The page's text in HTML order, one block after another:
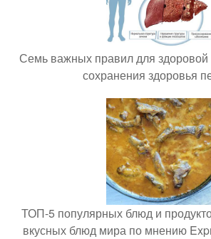
Семь важных правил для
сохранения здоровья
ТОП-5 популярных блюд и
вкусных блюд мира по мнению